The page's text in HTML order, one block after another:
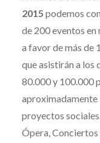
2015 podemos
de 200 eventos en
a favor de más de
que asistirán a los
80.000 y 100.000
aproximadamente
proyectos
Ópera, Conciertos